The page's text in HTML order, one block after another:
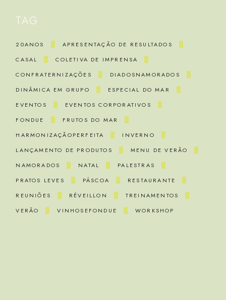
TAG
20ANOS
APRESENTAÇÃO DE RESULTADOS
CASAL
COLETIVA DE IMPRENSA
CONFRATERNIZAÇÕES
DIADOSNAMORADOS
DINÂMICA EM GRUPO
ESPECIAL DO MAR
EVENTOS
EVENTOS CORPORATIVOS
FONDUE
FRUTOS DO MAR
HARMONIZAÇÃOPERFEITA
INVERNO
LANÇAMENTO DE PRODUTOS
MENU DE VERÃO
NAMORADOS
NATAL
PALESTRAS
PRATOS LEVES
PÁSCOA
RESTAURANTE
REUNIÕES
RÉVEILLON
TREINAMENTOS
VERÃO
VINHOSEFONDUE WORKSHOP